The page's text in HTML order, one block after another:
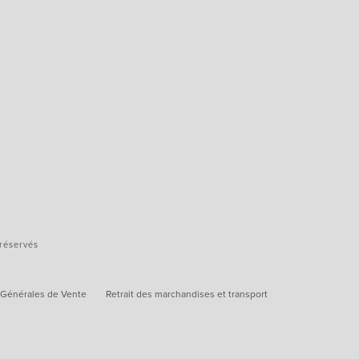
de Vente Retrait des marchandises et transport